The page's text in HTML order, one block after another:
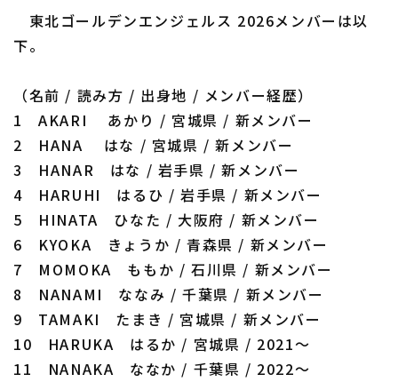
利用規約 プライバシーポリシー
（別ウィンドウで開く） よくある質問
特定商取引法の表示 アルバイト募集（別ウィンドウで開く
東北ゴールデンエンジェルス 2026メンバーは以
下。
（名前 / 読み方 / 出身地 / メンバー経歴）
1 AKARI あかり / 宮城県 / 新メンバー
2 HANA はな / 宮城県 / 新メンバー
3 HANAR はな / 岩手県 / 新メンバー
4 HARUHI はるひ / 岩手県 / 新メンバー
5 HINATA ひなた / 大阪府 / 新メンバー
6 KYOKA きょうか / 青森県 / 新メンバー
7 MOMOKA ももか / 石川県 / 新メンバー
8 NANAMI ななみ / 千葉県 / 新メンバー
9 TAMAKI たまき / 宮城県 / 新メンバー
10 HARUKA はるか / 宮城県 / 2021～
11 NANAKA ななか / 千葉県 / 2022～